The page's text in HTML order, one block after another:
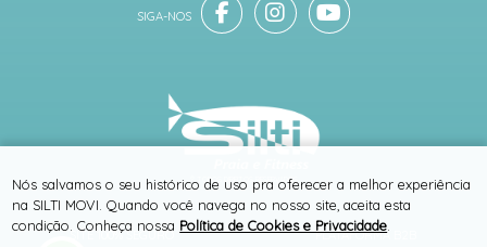
SITE 100% SEGURO PLATAFORMA B2B
® TODOS DIREITOS RESERVADOS
Nós salvamos o seu histórico de uso pra oferecer a melhor experiência
na SILTI MOVI. Quando você navega no nosso site, aceita esta
condição. Conheça nossa Política de Cookies e Privacidade